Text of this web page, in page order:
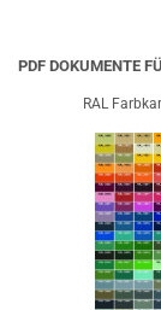
PDF DOKUMENTE
RAL